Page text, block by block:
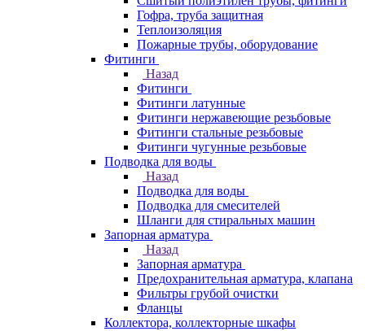
Гофра, труба защитная
Теплоизоляция
Пожарные трубы, оборудование
Фитинги
Назад
Фитинги
Фитинги латунные
Фитинги нержавеющие резьбовые
Фитинги стальные резьбовые
Фитинги чугунные резьбовые
Подводка для воды
Назад
Подводка для воды
Подводка для смесителей
Шланги для стиральных машин
Запорная арматура
Назад
Запорная арматура
Предохранительная арматура, клапана
Фильтры грубой очистки
Фланцы
Коллектора, коллекторные шкафы